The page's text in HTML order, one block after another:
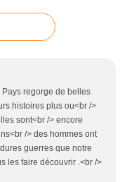
regorge de belles
histoires plus ou<br />
sont<br /> encore
/> des hommes ont
guerres que notre
les faire découvrir .<br />